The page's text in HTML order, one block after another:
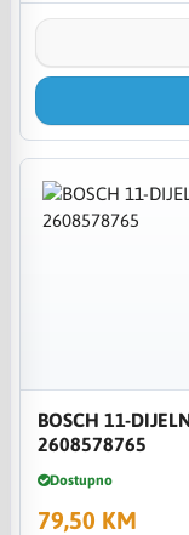
BOSCH 11-
2608578765
Dostupno
79,50 KM